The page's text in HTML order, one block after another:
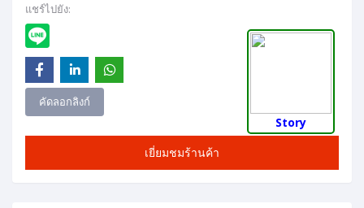
แชร์ไปยัง:
คัดลอกลิงก์
เยี่ยมชมร้านค้า
Story